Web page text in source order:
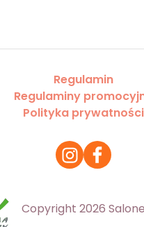
Regulamin
Regulaminy
Polityka prywatności
Copyright 2026